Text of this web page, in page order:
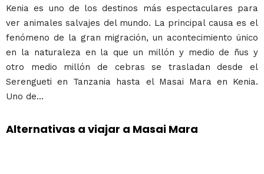
Kenia es uno de los destinos más espectaculares para
ver animales salvajes del mundo. La principal causa es el
fenómeno de la gran migración, un acontecimiento único
en la naturaleza en la que un millón y medio de ñus y
otro medio millón de cebras se trasladan desde el
Serengueti en Tanzania hasta el Masai Mara en Kenia.
Uno de...
Alternativas a viajar a Masai Mara